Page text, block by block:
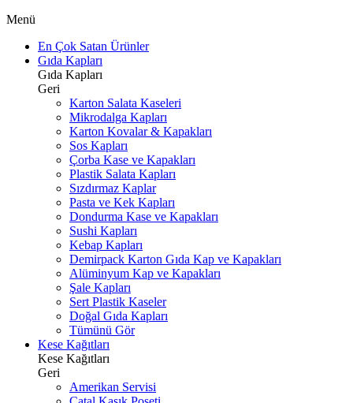
Menü
En Çok Satan Ürünler
Gıda Kapları
Gıda Kapları
Geri
Karton Salata Kaseleri
Mikrodalga Kapları
Karton Kovalar & Kapakları
Sos Kapları
Çorba Kase ve Kapakları
Plastik Salata Kapları
Sızdırmaz Kaplar
Pasta ve Kek Kapları
Dondurma Kase ve Kapakları
Sushi Kapları
Kebap Kapları
Demirpack Karton Gıda Kap ve Kapakları
Alüminyum Kap ve Kapakları
Şale Kapları
Sert Plastik Kaseler
Doğal Gıda Kapları
Tümünü Gör
Kese Kağıtları
Kese Kağıtları
Geri
Amerikan Servisi